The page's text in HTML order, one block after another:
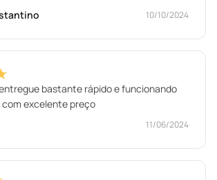
10/10/2024
bastante rápido e funcionando
excelente preço
11/06/2024